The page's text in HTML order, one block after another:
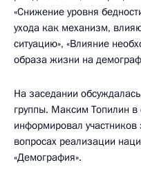
«Снижение уровня
ухода как механизм,
ситуацию», «Влияние
образа жизни на
На заседании
группы. Максим Топилин в
информировал
вопросах реализации
«Демография».